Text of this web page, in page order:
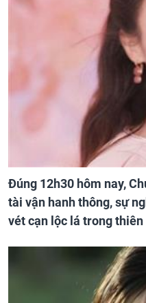
Đúng 12h30 hôm nay,
tài vận hanh thông, sự
vét cạn lộc lá trong thiên